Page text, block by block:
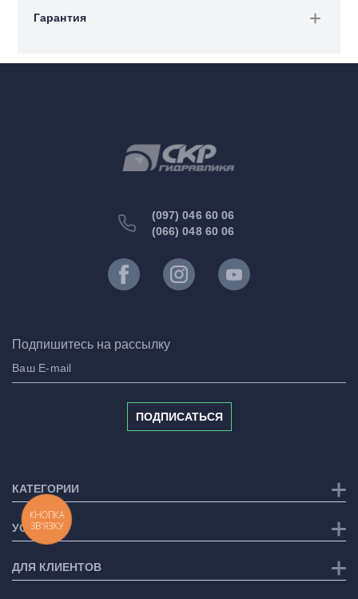
Гарантия
(097) 046 60 06
(066) 048 60 06
Подпишитесь на рассылку
ПОДПИСАТЬСЯ
КАТЕГОРИИ
УСЛУГИ
ДЛЯ КЛИЕНТОВ
КНОПКА
ЗВ'ЯЗКУ